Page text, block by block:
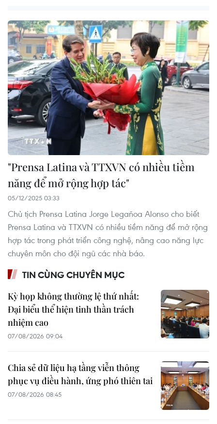
"Prensa Latina và TTXVN có nhiều tiềm
năng để mở rộng hợp tác"
05/12/2025 03:33
Chủ tịch Prensa Latina Jorge Legañoa Alonso cho biết
Prensa Latina và TTXVN có nhiều tiềm năng để mở rộng
hợp tác trong phát triển công nghệ, nâng cao năng lực
chuyên môn cho đội ngũ các nhà báo.
TIN CÙNG CHUYÊN MỤC
Kỳ họp không thường lệ thứ nhất:
Đại biểu thể hiện tinh thần trách
nhiệm cao
07/08/2026 09:04
Chia sẻ dữ liệu hạ tầng viễn thông
phục vụ điều hành, ứng phó thiên tai
07/08/2026 08:45